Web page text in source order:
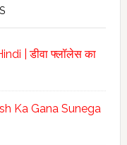
| डीवा फ्लॉलेस का
Ka Gana Sunega